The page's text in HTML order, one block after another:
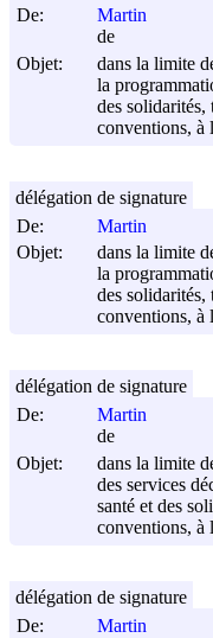
De:
Martin
de
Objet:
dans la limite
la
des solidarités,
conventions, à
De:
Martin
Objet:
dans la limite
la
des solidarités,
conventions, à
délégation de signature
De:
Martin
de
Objet:
dans la limite
des services
santé et des
conventions, à
délégation de signature
De:
Martin
délégation de signature